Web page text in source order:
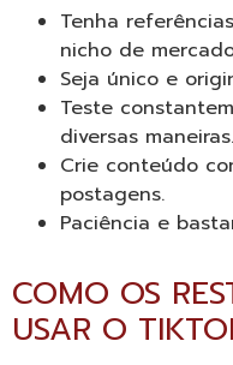
Tenha
nicho de
Seja único e
Teste
diversas maneiras.
Crie conteúdo
postagens.
Paciência e
COMO OS
USAR O